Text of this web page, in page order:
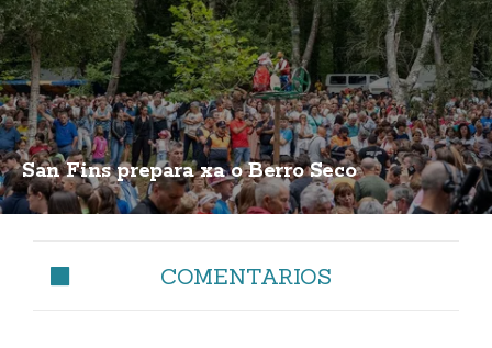
San Fins prepara xa o Berro Seco
COMENTARIOS